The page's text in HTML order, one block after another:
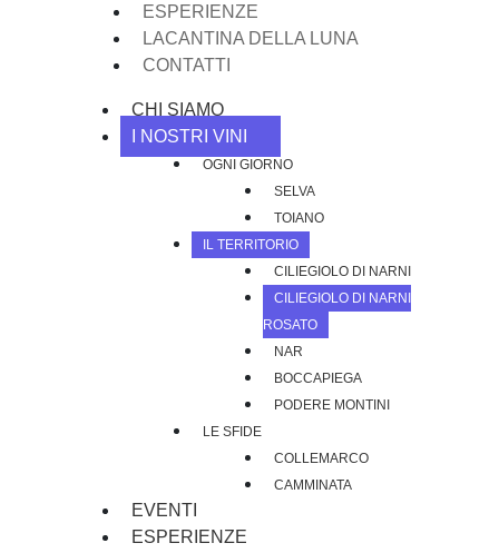
ESPERIENZE
LACANTINA DELLA LUNA
CONTATTI
CHI SIAMO
I NOSTRI VINI
OGNI GIORNO
SELVA
TOIANO
IL TERRITORIO
CILIEGIOLO DI NARNI
CILIEGIOLO DI NARNI
ROSATO
NAR
BOCCAPIEGA
PODERE MONTINI
LE SFIDE
COLLEMARCO
CAMMINATA
EVENTI
ESPERIENZE